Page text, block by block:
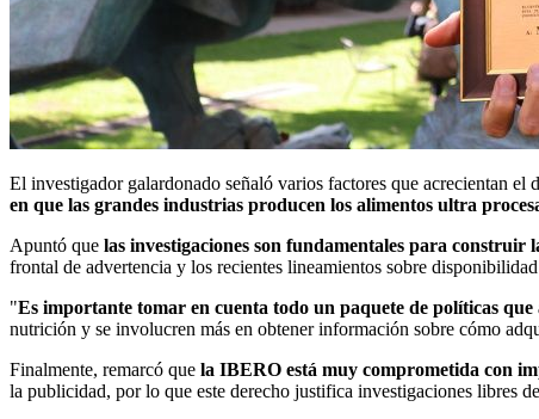
El investigador galardonado señaló varios factores que acrecientan el
en que las grandes industrias producen los alimentos ultra
Apuntó que las investigaciones son fundamentales para
frontal de advertencia y los recientes lineamientos sobre
"Es importante tomar en cuenta todo un paquete de políticas
nutrición y se involucren más en obtener información sobre cómo
Finalmente, remarcó que la IBERO está muy comprometida con
la publicidad, por lo que este derecho justifica investigaciones libres